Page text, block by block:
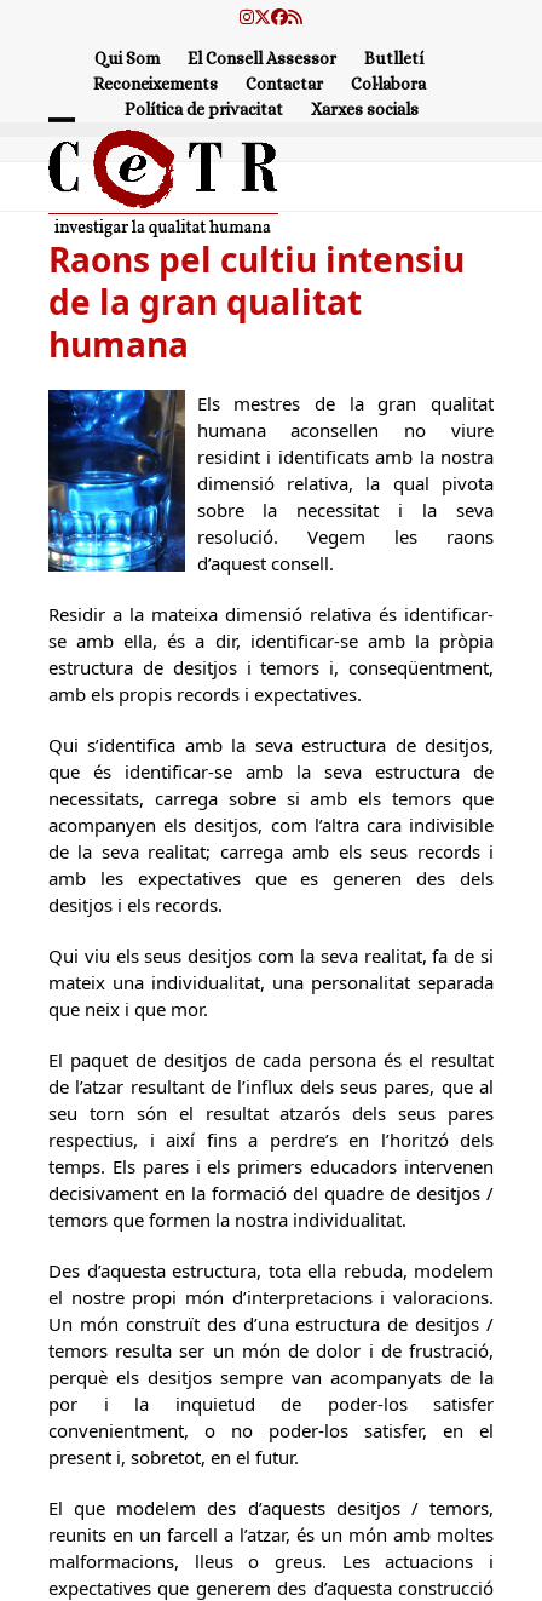
Instagram
Twitter
Facebook
RSS
Qui Som El Consell Assessor
Butlletí
Reconeixements
Contactar
Col·labora
Política de privacitat
Xarxes socials
Open
mobile
menu
Close
mobile
menu
Raons pel cultiu intensiu
de la gran qualitat
humana
Els mestres de la gran qualitat
humana aconsellen no viure
residint i identificats amb la nostra
dimensió relativa, la qual pivota
sobre la necessitat i la seva
resolució. Vegem les raons
d’aquest consell.
Residir a la mateixa dimensió relativa és identificar-
se amb ella, és a dir, identificar-se amb la pròpia
estructura de desitjos i temors i, conseqüentment,
amb els propis records i expectatives.
Qui s’identifica amb la seva estructura de desitjos,
que és identificar-se amb la seva estructura de
necessitats, carrega sobre si amb els temors que
acompanyen els desitjos, com l’altra cara indivisible
de la seva realitat; carrega amb els seus records i
amb les expectatives que es generen des dels
desitjos i els records.
Qui viu els seus desitjos com la seva realitat, fa de si
mateix una individualitat, una personalitat separada
que neix i que mor.
El paquet de desitjos de cada persona és el resultat
de l’atzar resultant de l’influx dels seus pares, que al
seu torn són el resultat atzarós dels seus pares
respectius, i així fins a perdre’s en l’horitzó dels
temps. Els pares i els primers educadors intervenen
decisivament en la formació del quadre de desitjos /
temors que formen la nostra individualitat.
Des d’aquesta estructura, tota ella rebuda, modelem
el nostre propi món d’interpretacions i valoracions.
Un món construït des d’una estructura de desitjos /
temors resulta ser un món de dolor i de frustració,
perquè els desitjos sempre van acompanyats de la
por i la inquietud de poder-los satisfer
convenientment, o no poder-los satisfer, en el
present i, sobretot, en el futur.
El que modelem des d’aquests desitjos / temors,
reunits en un farcell a l’atzar, és un món amb moltes
malformacions, lleus o greus. Les actuacions i
expectatives que generem des d’aquesta construcció